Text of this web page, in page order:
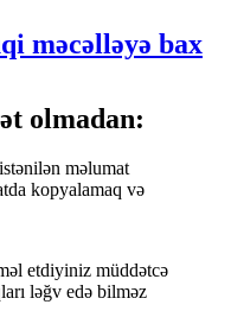
məcəlləyə bax
olmadan:
məlumat
kopyalamaq və
etdiyiniz müddətcə
ləğv edə bilməz